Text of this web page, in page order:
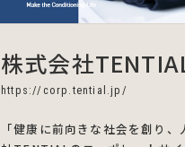
株式会社
https://corp.tential.jp/
「健康に前向きな社会を創り